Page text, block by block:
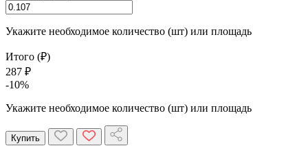
Укажите необходимое количество (шт) или площадь
Итого (₽)
287 ₽
-10%
Укажите необходимое количество (шт) или площадь
Купить